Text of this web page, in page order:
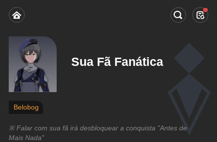
Sua Fã Fanática
Belobog
※ Falar com sua fã irá desbloquear a conquista "Antes de
Mais Nada"